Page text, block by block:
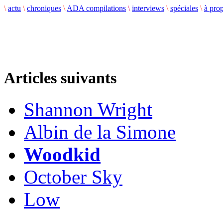
\ actu \ chroniques \ ADA compilations \ interviews \ spéciales \ à
Articles suivants
Shannon Wright
Albin de la Simone
Woodkid
October Sky
Low